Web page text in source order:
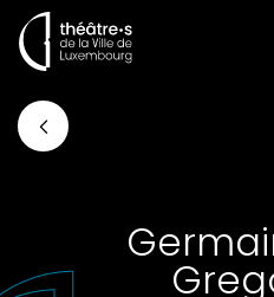
Aller
au
contenu